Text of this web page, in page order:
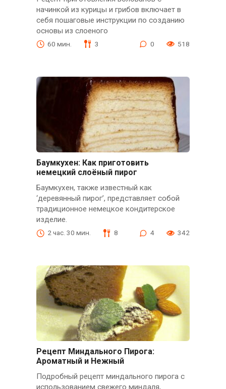
начинкой из курицы и грибов включает в
себя пошаговые инструкции по созданию
основы из слоеного
60 мин. 3 0 518
Баумкухен: Как приготовить
немецкий слоёный пирог
Баумкухен, также известный как
‘деревянный пирог’, представляет собой
традиционное немецкое кондитерское
изделие.
2 час. 30 мин. 8 4 342
Рецепт Миндального Пирога:
Ароматный и Нежный
Подробный рецепт миндального пирога с